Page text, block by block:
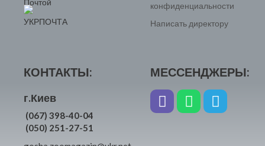
конфиденциальности
Написать директору
КОНТАКТЫ:
г.Киев
(067) 398-40-04
(050) 251-27-51
МЕССЕНДЖЕРЫ: